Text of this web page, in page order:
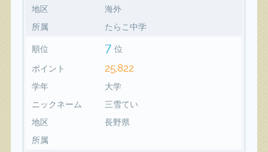
地区
海外
所属
たらこ中学
順位 7 位
ポイント 25,822
学年
大学
ニックネーム
三雪てい
地区
長野県
所属